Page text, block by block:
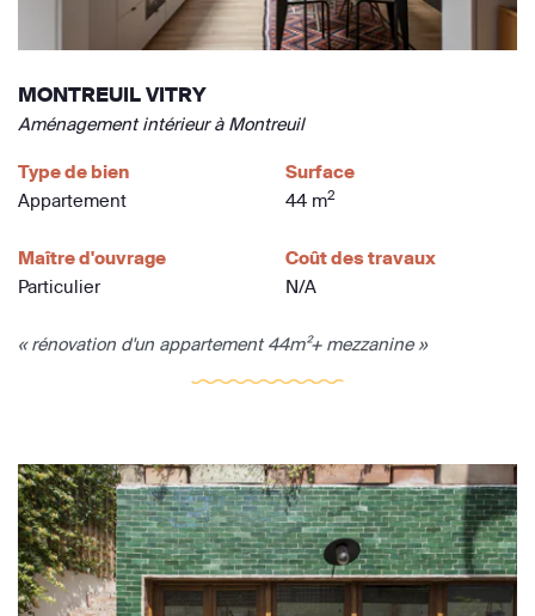
MONTREUIL VITRY
Aménagement intérieur à Montreuil
Type de bien
Appartement
Surface
44 m2
Maître d'ouvrage
Particulier
Coût des travaux
N/A
« rénovation d'un appartement 44m²+ mezzanine »